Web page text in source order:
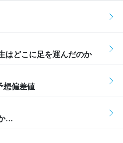
はどこに足を運んだのか
想偏差値
…